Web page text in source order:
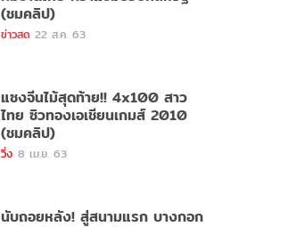
(ชมคลิป)
ข่าวสด 22 ส.ค. 63
แซงจีนไม้สุดท้าย!! 4x100 สาว
ไทย ซิวทองเอเชียนเกมส์ 2010
(ชมคลิป)
วิ่ง 8 เม.ย. 63
นับถอยหลัง! สู่สนามแรก บางกอก